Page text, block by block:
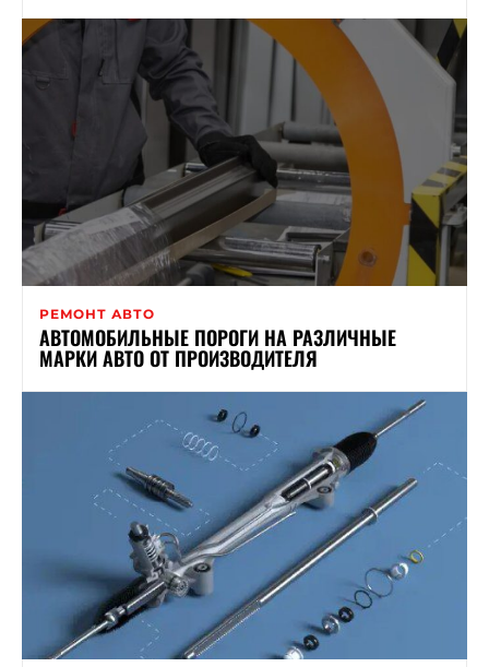
РЕМОНТ АВТО
АВТОМОБИЛЬНЫЕ ПОРОГИ НА РАЗЛИЧНЫЕ
МАРКИ АВТО ОТ ПРОИЗВОДИТЕЛЯ